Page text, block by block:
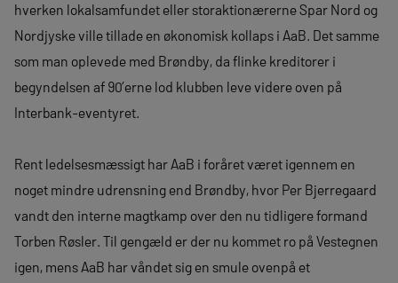
hverken lokalsamfundet eller storaktionærerne Spar Nord og
Nordjyske ville tillade en økonomisk kollaps i AaB. Det samme
som man oplevede med Brøndby, da flinke kreditorer i
begyndelsen af 90’erne lod klubben leve videre oven på
Interbank-eventyret.
Rent ledelsesmæssigt har AaB i foråret været igennem en
noget mindre udrensning end Brøndby, hvor Per Bjerregaard
vandt den interne magtkamp over den nu tidligere formand
Torben Røsler. Til gengæld er der nu kommet ro på Vestegnen
igen, mens AaB har våndet sig en smule ovenpå et